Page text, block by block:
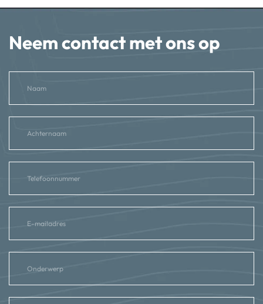
Neem contact met ons op